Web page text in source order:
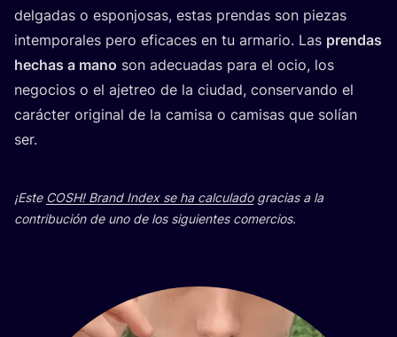
del­ga­das o espon­jo­sas, estas pren­das son pie­zas
intem­po­ra­les pero efi­ca­ces en tu arma­rio. Las pren­das
hechas a mano son ade­cua­das para el ocio, los
nego­cios o el aje­treo de la ciu­dad, con­ser­van­do el
carác­ter ori­gi­nal de la cami­sa o cami­sas que solían
ser.
¡Este COSH! Brand Index se ha cal­cu­la­dogra­cias a la
con­tri­bu­ción de uno de los siguien­tes comercios.